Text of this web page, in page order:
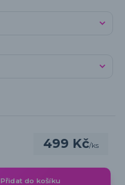
499 Kč/ks
Přidat do košíku